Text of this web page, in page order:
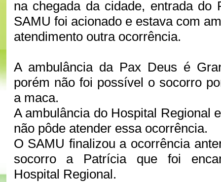
na chegada da cidade, entrada do
SAMU foi acionado e estava com
atendimento outra ocorrência.
A ambulância da Pax Deus é
porém não foi possível o socorro
a maca.
A ambulância do Hospital Regional
não pôde atender essa ocorrência.
O SAMU finalizou a ocorrência
socorro a Patrícia que foi
Hospital Regional.